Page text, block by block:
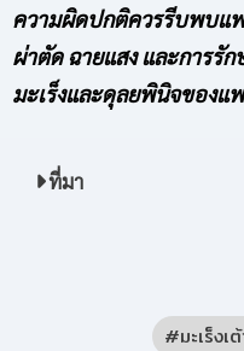
ความผิดปกติควรรีบพบแ
ผ่าตัด ฉายแสง และการรั
มะเร็งและดุลยพินิจของแ
ที่มา
มะเร็งเ